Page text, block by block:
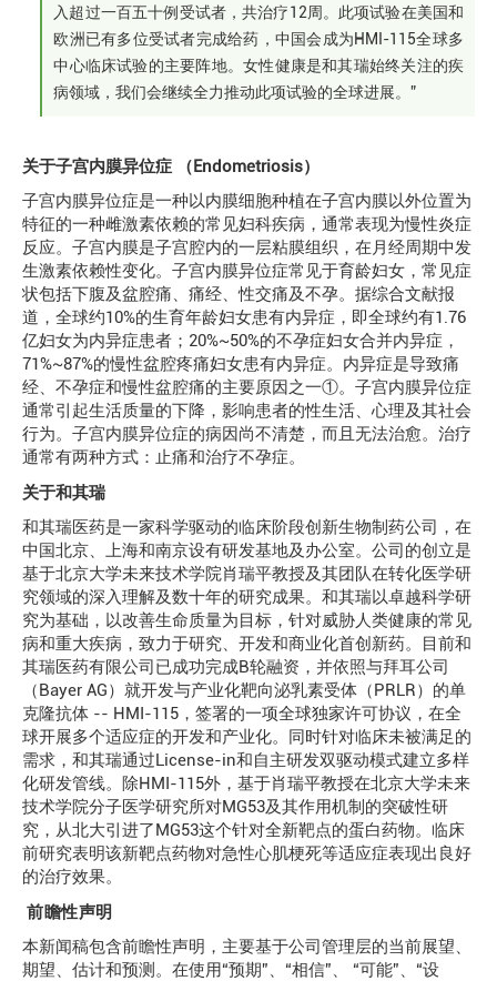
入超过一百五十例受试者，共治疗12周。此项试验在美国和
欧洲已有多位受试者完成给药，中国会成为HMI-115全球多
中心临床试验的主要阵地。女性健康是和其瑞始终关注的疾
病领域，我们会继续全力推动此项试验的全球进展。”
关于子宫内膜异位症 （Endometriosis）
子宫内膜异位症是一种以内膜细胞种植在子宫内膜以外位置为
特征的一种雌激素依赖的常见妇科疾病，通常表现为慢性炎症
反应。子宫内膜是子宫腔内的一层粘膜组织，在月经周期中发
生激素依赖性变化。子宫内膜异位症常见于育龄妇女，常见症
状包括下腹及盆腔痛、痛经、性交痛及不孕。据综合文献报
道，全球约10%的生育年龄妇女患有内异症，即全球约有1.76
亿妇女为内异症患者；20%~50%的不孕症妇女合并内异症，
71%~87%的慢性盆腔疼痛妇女患有内异症。内异症是导致痛
经、不孕症和慢性盆腔痛的主要原因之一①。子宫内膜异位症
通常引起生活质量的下降，影响患者的性生活、心理及其社会
行为。子宫内膜异位症的病因尚不清楚，而且无法治愈。治疗
通常有两种方式：止痛和治疗不孕症。
关于和其瑞
和其瑞医药是一家科学驱动的临床阶段创新生物制药公司，在
中国北京、上海和南京设有研发基地及办公室。公司的创立是
基于北京大学未来技术学院肖瑞平教授及其团队在转化医学研
究领域的深入理解及数十年的研究成果。和其瑞以卓越科学研
究为基础，以改善生命质量为目标，针对威胁人类健康的常见
病和重大疾病，致力于研究、开发和商业化首创新药。目前和
其瑞医药有限公司已成功完成B轮融资，并依照与拜耳公司
（Bayer AG）就开发与产业化靶向泌乳素受体（PRLR）的单
克隆抗体 -- HMI-115，签署的一项全球独家许可协议，在全
球开展多个适应症的开发和产业化。同时针对临床未被满足的
需求，和其瑞通过License-in和自主研发双驱动模式建立多样
化研发管线。除HMI-115外，基于肖瑞平教授在北京大学未来
技术学院分子医学研究所对MG53及其作用机制的突破性研
究，从北大引进了MG53这个针对全新靶点的蛋白药物。临床
前研究表明该新靶点药物对急性心肌梗死等适应症表现出良好
的治疗效果。
前瞻性声明
本新闻稿包含前瞻性声明，主要基于公司管理层的当前展望、
期望、估计和预测。在使用“预期”、“相信”、 “可能”、“设